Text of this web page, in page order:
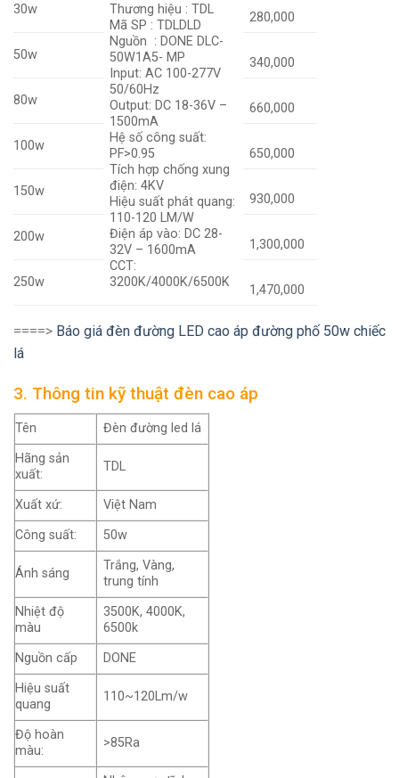
30w
Thương hiệu : TDL
Mã SP : TDLDLD
Nguồn : DONE DLC-
50W1A5- MP
Input: AC 100-277V
50/60Hz
Output: DC 18-36V –
1500mA
Hệ số công suất:
PF>0.95
Tích hợp chống xung
điện: 4KV
Hiệu suất phát quang:
110-120 LM/W
Điện áp vào: DC 28-
32V – 1600mA
CCT:
3200K/4000K/6500K
280,000
50w
340,000
80w
660,000
100w
650,000
150w
930,000
200w
1,300,000
250w
1,470,000
====> Báo giá đèn đường LED cao áp đường phố 50w chiếc
lá
3. Thông tin kỹ thuật đèn cao áp
Tên
Đèn đường led lá
Hãng sản
xuất:
TDL
Xuất xứ:
Việt Nam
Công suất:
50w
Ánh sáng
Trắng, Vàng,
trung tính
Nhiệt độ
màu
3500K, 4000K,
6500k
Nguồn cấp
DONE
Hiệu suất
quang
110~120Lm/w
Độ hoàn
màu:
>85Ra